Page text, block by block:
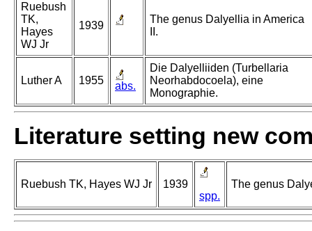
Ruebush
TK,
Hayes
WJ Jr
1939
The genus Dalyellia in America
II.
Luther A 1955 abs.
Die Dalyelliiden (Turbellaria
Neorhabdocoela), eine
Monographie.
Literature setting new
Ruebush TK, Hayes WJ Jr
1939
spp.
The genus